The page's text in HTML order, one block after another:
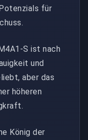
für
S ist nach
und
aber das
höheren
König der